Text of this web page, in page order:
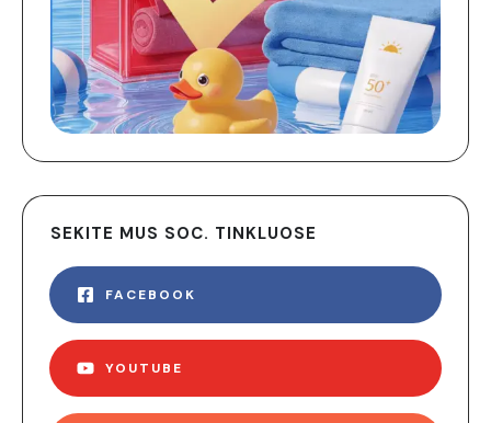
SEKITE MUS SOC. TINKLUOSE
FACEBOOK
YOUTUBE